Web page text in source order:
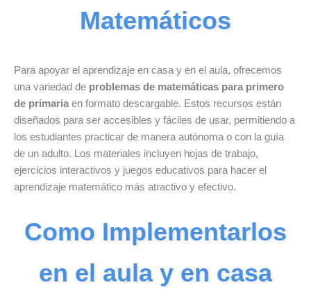
Matemáticos
Para apoyar el aprendizaje en casa y en el aula, ofrecemos
una variedad de problemas de matemáticas para primero
de primaria en formato descargable. Estos recursos están
diseñados para ser accesibles y fáciles de usar, permitiendo a
los estudiantes practicar de manera autónoma o con la guía
de un adulto. Los materiales incluyen hojas de trabajo,
ejercicios interactivos y juegos educativos para hacer el
aprendizaje matemático más atractivo y efectivo.
Como Implementarlos
en el aula y en casa